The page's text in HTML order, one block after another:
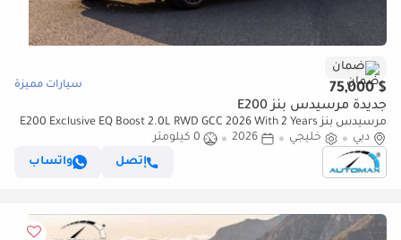
ضمان
$ 75,000 سيارات مميزة
جديدة مرسيدس بنز E200
مرسيدس بنز E200 Exclusive EQ Boost 2.0L RWD GCC 2026 With 2 Years
Unlimited Mileage Warranty @Official Dealer
دبي خليجي 2026
0 كيلومتر
إتصل
واتساب